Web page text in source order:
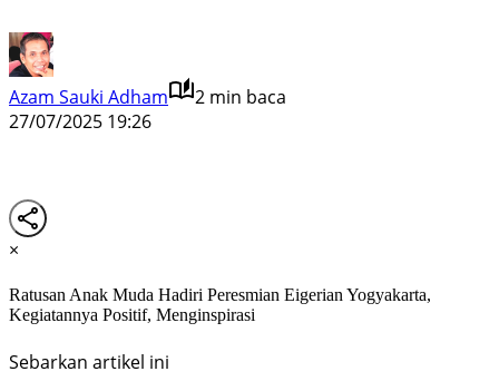
Azam Sauki Adham
2 min baca
27/07/2025 19:26
×
Ratusan Anak Muda Hadiri Peresmian Eigerian Yogyakarta,
Kegiatannya Positif, Menginspirasi
Sebarkan artikel ini